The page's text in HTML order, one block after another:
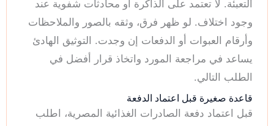
التعبئة. لا تعتمد على الذاكرة أو محادثات شفوية عند
وجود اختلاف. لو ظهر فرق، وثقه بالصور والملاحظات
وأرقام العبوات أو الدفعات إن وجدت. التوثيق الهادئ
يساعد في مراجعة المورد واتخاذ قرار أفضل في
الطلب التالي.
قاعدة صغيرة قبل اعتماد الدفعة
قبل اعتماد دفعة الصادرات الغذائية المصرية، اطلب